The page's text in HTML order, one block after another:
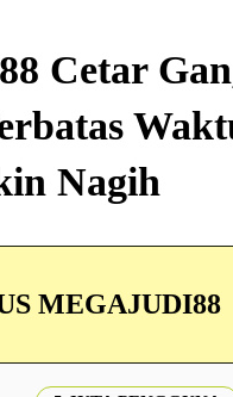
Cetar
Nagih
MEGAJUDI88